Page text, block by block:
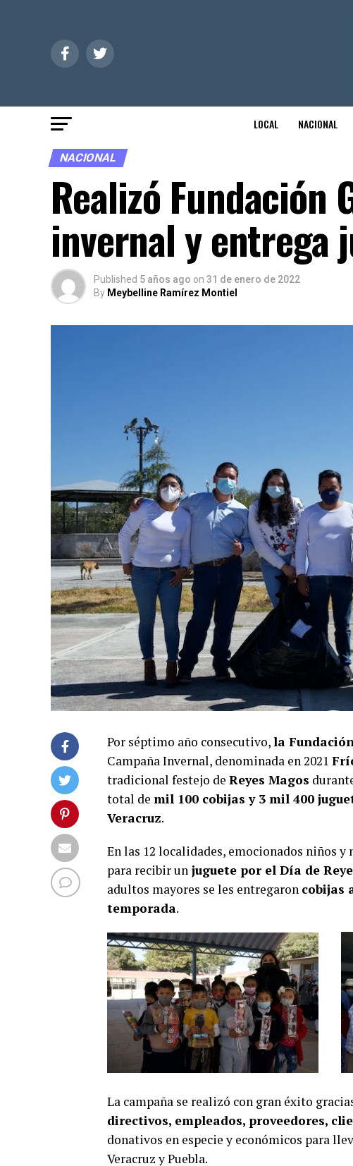
LOCAL NACIONAL
NACIONAL
Realizó Fundación
invernal y entrega
Published 5 años ago on 31 de enero de 2022
By Meybelline Ramírez Montiel
Por séptimo año consecutivo,la
Campaña Invernal, denominada en 2021
tradicional festejo de Reyes Magos
total de mil 100 cobijas y 3 mil 400
Veracruz.
En las 12 localidades, emocionados niños y
para recibir un juguete por el Día de
adultos mayores se les entregaron cobijas
temporada.
La campaña se realizó con gran éxito
directivos, empleados, proveedores,
donativos en especie y económicos para
Veracruz y Puebla.